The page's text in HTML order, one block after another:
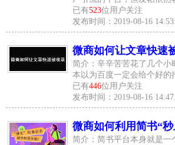
已有523位用户关注
发布时间：2019-08-16
微商如何让文章快速
简介：辛辛苦苦花了几个小
本以为百度一定会给个好的
已有446位用户关注
发布时间：2019-08-16
微商如何利用简书“
简介：简书平台本身就是一